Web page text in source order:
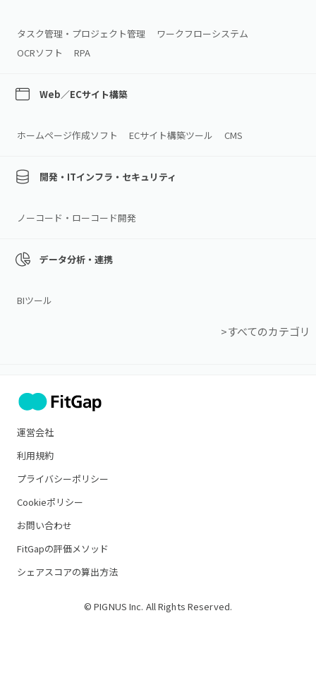
タスク管理・プロジェクト管理
ワークフローシステム
OCRソフト
RPA
Web／ECサイト構築
ホームページ作成ソフト ECサイト構築ツール CMS
開発・ITインフラ・セキュリティ
ノーコード・ローコード開発
データ分析・連携
BIツール
>すべてのカテゴリ
運営会社
利用規約
プライバシーポリシー
Cookieポリシー
お問い合わせ
FitGapの評価メソッド
シェアスコアの算出方法
© PIGNUS Inc. All Rights Reserved.